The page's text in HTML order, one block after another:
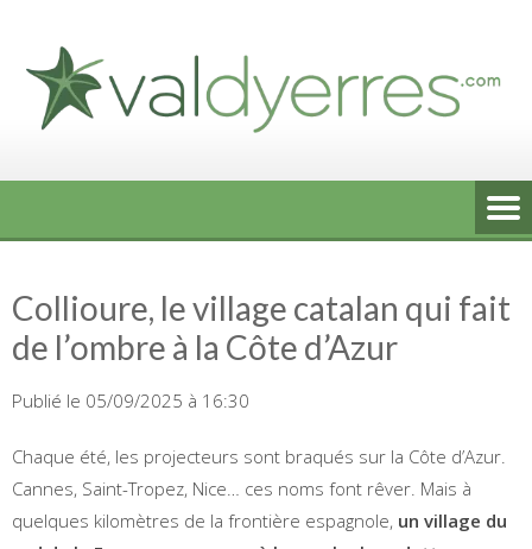
content
Collioure, le village catalan qui fait
de l’ombre à la Côte d’Azur
Publié le 05/09/2025 à 16:30
Chaque été, les projecteurs sont braqués sur la Côte d’Azur.
Cannes, Saint-Tropez, Nice… ces noms font rêver. Mais à
quelques kilomètres de la frontière espagnole, un village du